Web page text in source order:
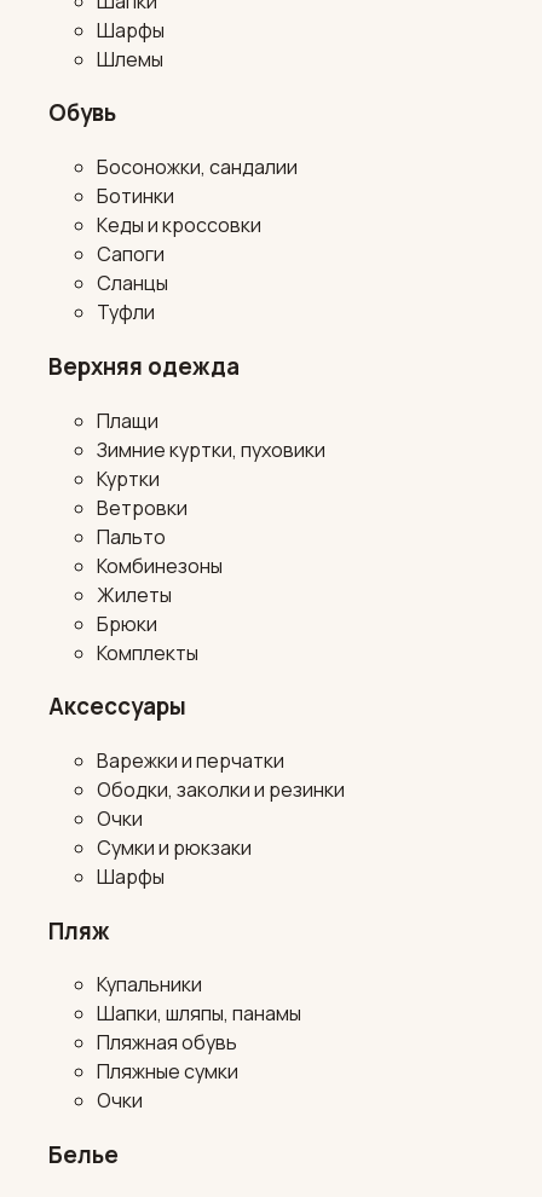
Шарфы
Шлемы
Обувь
Босоножки, сандалии
Ботинки
Кеды и кроссовки
Сапоги
Сланцы
Туфли
Верхняя одежда
Плащи
Зимние куртки, пуховики
Куртки
Ветровки
Пальто
Комбинезоны
Жилеты
Брюки
Комплекты
Аксессуары
Варежки и перчатки
Ободки, заколки и резинки
Очки
Сумки и рюкзаки
Шарфы
Пляж
Купальники
Шапки, шляпы, панамы
Пляжная обувь
Пляжные сумки
Очки
Белье